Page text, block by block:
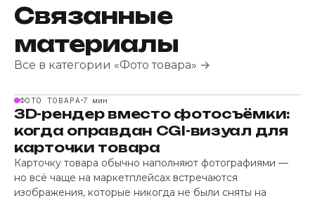
Связанные
материалы
Все в категории «Фото товара» →
ФОТО ТОВАРА 7 мин
3D-рендер вместо фотосъёмки:
когда оправдан CGI-визуал для
карточки товара
Карточку товара обычно наполняют фотографиями —
но всё чаще на маркетплейсах встречаются
изображения, которые никогда не были сняты на